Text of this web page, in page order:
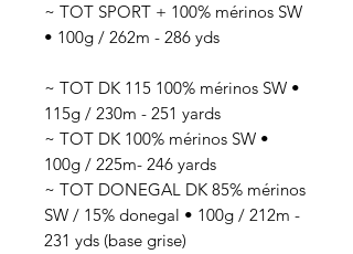
~ TOT SPORT + 100% mérinos SW
• 100g / 262m - 286 yds
~ TOT DK 115 100% mérinos SW •
115g / 230m - 251 yards
~ TOT DK 100% mérinos SW •
100g / 225m- 246 yards
~ TOT DONEGAL DK 85% mérinos
SW / 15% donegal • 100g / 212m -
231 yds (base grise)